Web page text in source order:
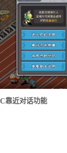
靠近对话功能